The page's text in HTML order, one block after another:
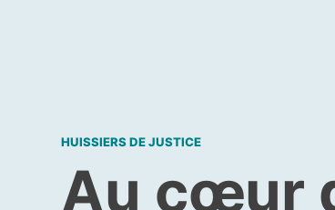
HUISSIERS DE JUSTICE
Au cœur